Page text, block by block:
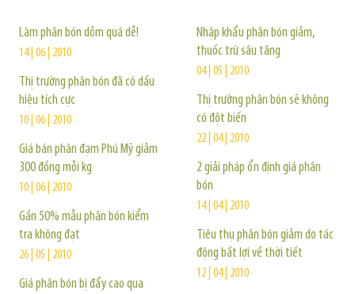
Làm phân bón dỏm quá dễ!
14 | 06 | 2010
Thị trường phân bón đã có dấu
hiệu tích cực
10 | 06 | 2010
Giá bán phân đạm Phú Mỹ giảm
300 đồng mỗi kg
10 | 06 | 2010
Gần 50% mẫu phân bón kiểm
tra không đạt
26 | 05 | 2010
Giá phân bón bị đẩy cao qua
Nhập khẩu phân bón giảm,
thuốc trừ sâu tăng
04 | 05 | 2010
Thị trường phân bón sẽ không
có đột biến
22 | 04 | 2010
2 giải pháp ổn định giá phân
bón
14 | 04 | 2010
Tiêu thụ phân bón giảm do tác
động bất lợi về thời tiết
12 | 04 | 2010